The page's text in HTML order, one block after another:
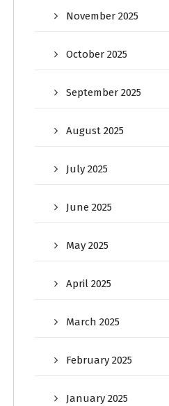
November 2025
October 2025
September 2025
August 2025
July 2025
June 2025
May 2025
April 2025
March 2025
February 2025
January 2025